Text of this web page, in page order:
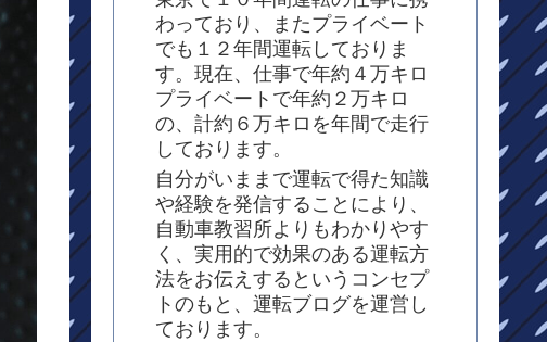
わっており、またプライベート
でも１２年間運転しておりま
す。現在、仕事で年約４万キロ
プライベートで年約２万キロ
の、計約６万キロを年間で走行
しております。
自分がいままで運転で得た知識
や経験を発信することにより、
自動車教習所よりもわかりやす
く、実用的で効果のある運転方
法をお伝えするというコンセプ
トのもと、運転ブログを運営し
ております。